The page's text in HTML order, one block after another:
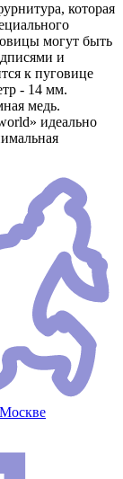
которая
могут быть
и
к пуговице
- 14 мм.
медь.
идеально